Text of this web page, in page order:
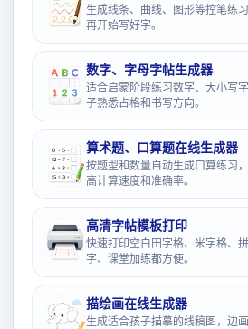
生成线条、曲线、图形等控笔练
再开始写好字。
数字、字母字帖生成器
适合启蒙阶段练习数字、大小写
子熟悉占格和书写方向。
算术题、口算题在线生成器
按题型和数量自动生成口算练习
高计算速度和准确率。
高清字帖模板打印
快速打印空白田字格、米字格、
字、课堂加练都方便。
描绘画在线生成器
生成适合孩子描摹的线稿图，边